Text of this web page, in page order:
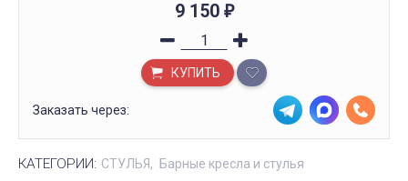
9 150 ₽
КУПИТЬ
Заказать через:
КАТЕГОРИИ: СТУЛЬЯ Барные кресла и стулья